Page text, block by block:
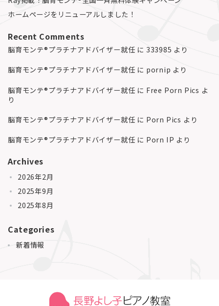
ホームページをリニューアルしました！
Recent Comments
脳育モンテ®プラチナアドバイザー就任 に 333985 より
脳育モンテ®プラチナアドバイザー就任 に pornip より
脳育モンテ®プラチナアドバイザー就任 に Free Porn Pics よ
り
脳育モンテ®プラチナアドバイザー就任 に Porn Pics より
脳育モンテ®プラチナアドバイザー就任 に Porn IP より
Archives
2026年2月
2025年9月
2025年8月
Categories
新着情報